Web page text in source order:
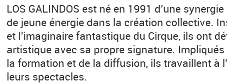
LOS GALINDOS est né en 1991 d’une
de jeune énergie dans la création collective.
et l’imaginaire fantastique du Cirque, ils ont
artistique avec sa propre signature.
la formation et de la diffusion, ils travaillent à
leurs spectacles.